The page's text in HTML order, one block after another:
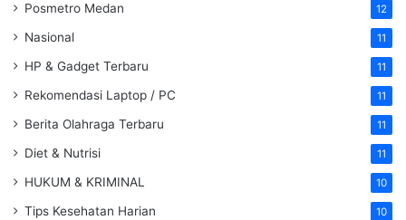
Posmetro Medan 12
Nasional 11
HP & Gadget Terbaru 11
Rekomendasi Laptop / PC 11
Berita Olahraga Terbaru 11
Diet & Nutrisi 11
HUKUM & KRIMINAL 10
Tips Kesehatan Harian 10